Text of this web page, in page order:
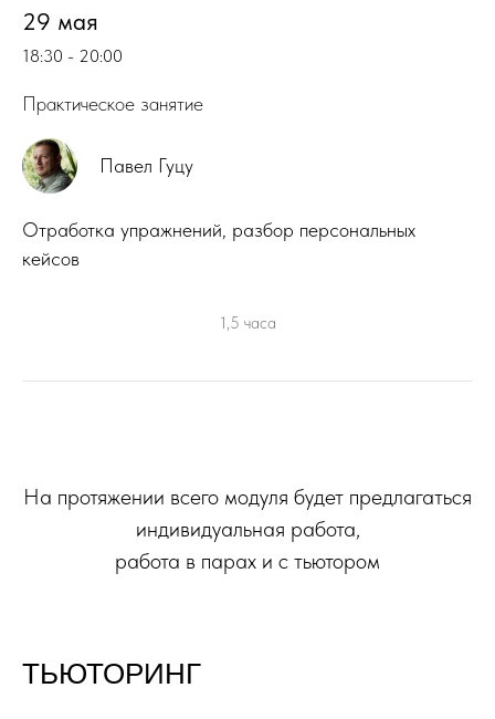
29 мая
18:30 - 20:00
Практическое занятие
Павел Гуцу
Отработка упражнений, разбор персональных
кейсов
1,5 часа
На протяжении всего модуля будет предлагаться
индивидуальная работа,
работа в парах и с тьютором
ТЬЮТОРИНГ